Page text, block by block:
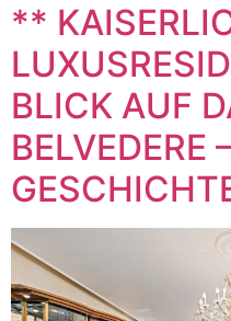
**
BLICK AUF
BELVEDERE